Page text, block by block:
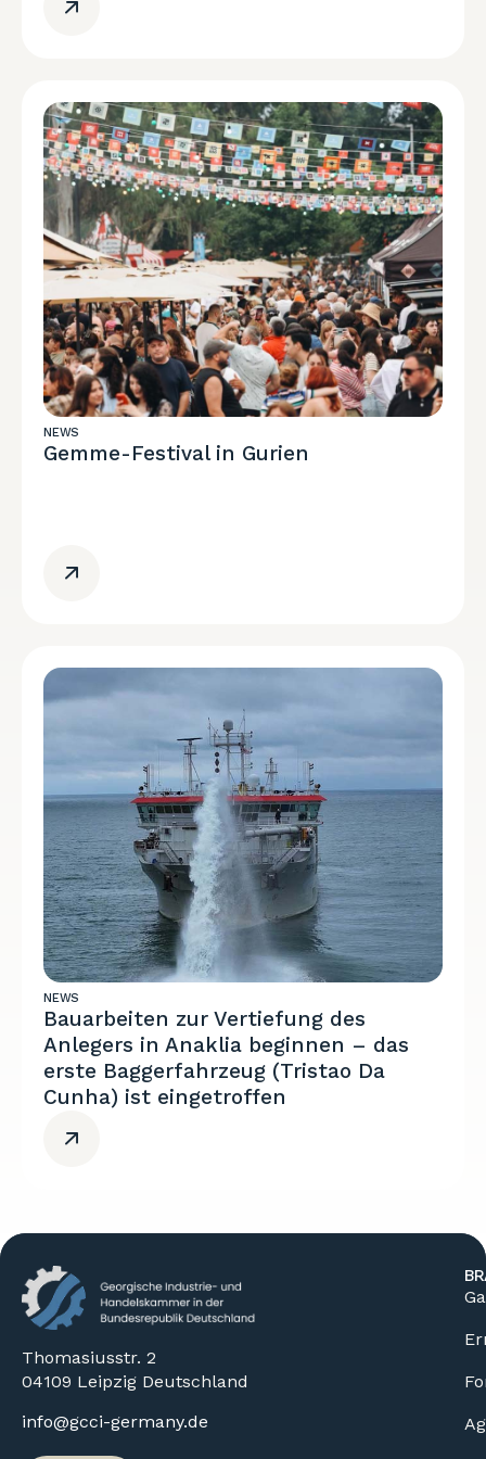
NEWS
Gemme-Festival in Gurien
NEWS
Bauarbeiten zur Vertiefung des
Anlegers in Anaklia beginnen – das
erste Baggerfahrzeug (Tristao Da
Cunha) ist eingetroffen
Thomasiusstr. 2
04109 Leipzig Deutschland
info@gcci-germany.de